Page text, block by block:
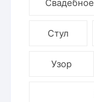
Свадебное
Стул
Узор